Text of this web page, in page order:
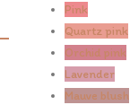
Pink
Quartz pink
Orchid pink
Lavender
Mauve blush